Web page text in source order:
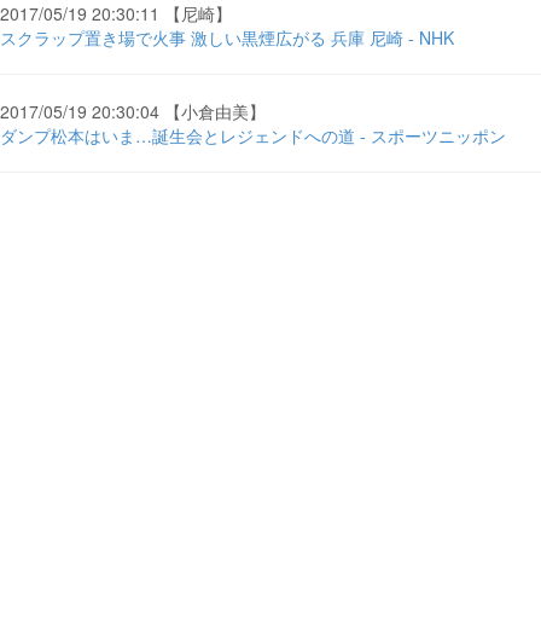
2017/05/19 20:30:11 【尼崎】
スクラップ置き場で火事 激しい黒煙広がる 兵庫 尼崎 - NHK
2017/05/19 20:30:04 【小倉由美】
ダンプ松本はいま…誕生会とレジェンドへの道 - スポーツニッポン